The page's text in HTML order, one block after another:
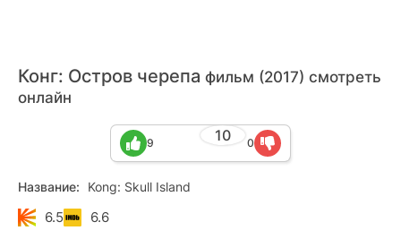
Конг: Остров черепа фильм (2017) смотреть
онлайн
10
9 0
Название: Kong: Skull Island
6.5 6.6